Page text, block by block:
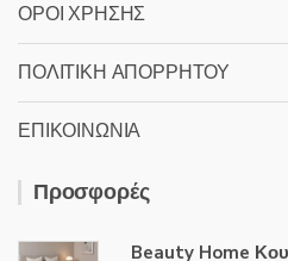
ΟΡΟΙ ΧΡΗΣΗΣ
ΠΟΛΙΤΙΚΗ ΑΠΟΡΡΗΤΟΥ
ΕΠΙΚΟΙΝΩΝΙΑ
Προσφορές
Beauty Home